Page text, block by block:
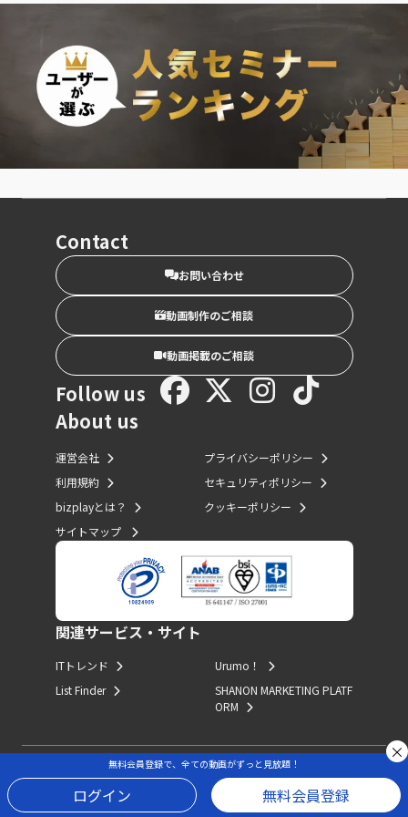
無料会員登録で、全ての動画がずっと見放題！
ログイン 無料会員登録
Contact
お問い合わせ
動画制作のご相談
動画掲載のご相談
Follow us
About us
運営会社
利用規約
bizplayとは？
サイトマップ
プライバシーポリシー
セキュリティポリシー
クッキーポリシー
関連サービス・サイト
ITトレンド
List Finder
Urumo！
SHANON MARKETING PLATF
ORM
Copyright (c) Innovation Inc. All Rights Reserved.